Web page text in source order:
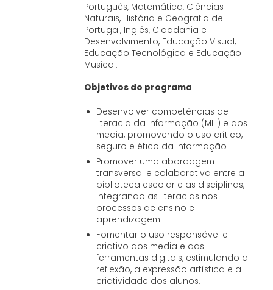
Português, Matemática, Ciências
Naturais, História e Geografia de
Portugal, Inglês, Cidadania e
Desenvolvimento, Educação Visual,
Educação Tecnológica e Educação
Musical.
Objetivos do programa
Desenvolver competências de
literacia da informação (MIL) e dos
media, promovendo o uso crítico,
seguro e ético da informação.
Promover uma abordagem
transversal e colaborativa entre a
biblioteca escolar e as disciplinas,
integrando as literacias nos
processos de ensino e
aprendizagem.
Fomentar o uso responsável e
criativo dos media e das
ferramentas digitais, estimulando a
reflexão, a expressão artística e a
criatividade dos alunos.